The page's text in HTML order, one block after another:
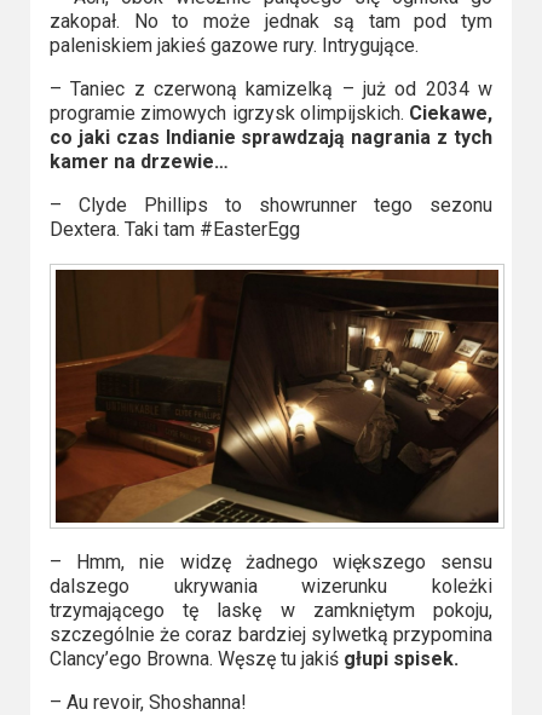
zakopał. No to może jednak są tam pod tym
paleniskiem jakieś gazowe rury. Intrygujące.
– Taniec z czerwoną kamizelką – już od 2034 w
programie zimowych igrzysk olimpijskich. Ciekawe,
co jaki czas Indianie sprawdzają nagrania z tych
kamer na drzewie…
– Clyde Phillips to showrunner tego sezonu
Dextera. Taki tam #EasterEgg
– Hmm, nie widzę żadnego większego sensu
dalszego ukrywania wizerunku koleżki
trzymającego tę laskę w zamkniętym pokoju,
szczególnie że coraz bardziej sylwetką przypomina
Clancy’ego Browna. Węszę tu jakiś głupi spisek.
– Au revoir, Shoshanna!